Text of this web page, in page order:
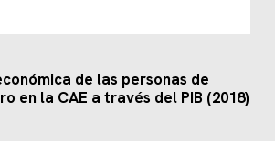
de las personas de
en la CAE a través del PIB (2018)